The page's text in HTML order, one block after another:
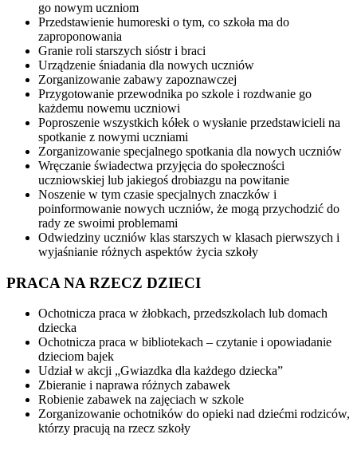
go nowym uczniom
Przedstawienie humoreski o tym, co szkoła ma do
zaproponowania
Granie roli starszych sióstr i braci
Urządzenie śniadania dla nowych uczniów
Zorganizowanie zabawy zapoznawczej
Przygotowanie przewodnika po szkole i rozdwanie go
każdemu nowemu uczniowi
Poproszenie wszystkich kółek o wysłanie przedstawicieli na
spotkanie z nowymi uczniami
Zorganizowanie specjalnego spotkania dla nowych uczniów
Wręczanie świadectwa przyjęcia do społeczności
uczniowskiej lub jakiegoś drobiazgu na powitanie
Noszenie w tym czasie specjalnych znaczków i
poinformowanie nowych uczniów, że mogą przychodzić do
rady ze swoimi problemami
Odwiedziny uczniów klas starszych w klasach pierwszych i
wyjaśnianie różnych aspektów życia szkoły
PRACA NA RZECZ DZIECI
Ochotnicza praca w żłobkach, przedszkolach lub domach
dziecka
Ochotnicza praca w bibliotekach – czytanie i opowiadanie
dzieciom bajek
Udział w akcji „Gwiazdka dla każdego dziecka”
Zbieranie i naprawa różnych zabawek
Robienie zabawek na zajęciach w szkole
Zorganizowanie ochotników do opieki nad dziećmi rodziców,
którzy pracują na rzecz szkoły